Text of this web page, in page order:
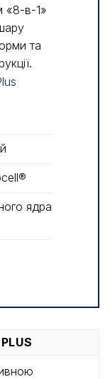
«8-в-1»
та
ядра